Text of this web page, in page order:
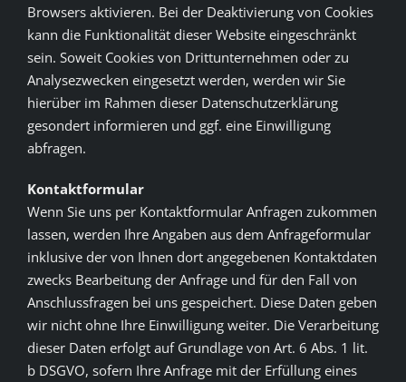
Browsers aktivieren. Bei der Deaktivierung von Cookies
kann die Funktionalität dieser Website eingeschränkt
sein. Soweit Cookies von Drittunternehmen oder zu
Analysezwecken eingesetzt werden, werden wir Sie
hierüber im Rahmen dieser Datenschutzerklärung
gesondert informieren und ggf. eine Einwilligung
abfragen.
Kontaktformular
Wenn Sie uns per Kontaktformular Anfragen zukommen
lassen, werden Ihre Angaben aus dem Anfrageformular
inklusive der von Ihnen dort angegebenen Kontaktdaten
zwecks Bearbeitung der Anfrage und für den Fall von
Anschlussfragen bei uns gespeichert. Diese Daten geben
wir nicht ohne Ihre Einwilligung weiter. Die Verarbeitung
dieser Daten erfolgt auf Grundlage von Art. 6 Abs. 1 lit.
b DSGVO, sofern Ihre Anfrage mit der Erfüllung eines